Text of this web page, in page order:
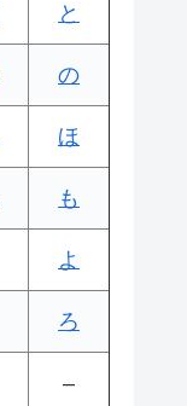
と
の
ほ
も
よ
ろ
–